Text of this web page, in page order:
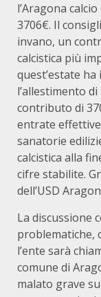
l’Aragona
3706€. Il
invano, un
calcistica più
quest’estate
l’allestimento
contributo di
entrate
sanatorie
calcistica alla
cifre stabilite.
dell’USD
La discussione
problematiche,
l’ente sarà
comune di
malato grave